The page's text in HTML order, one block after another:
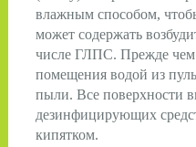
влажным способом,
может содержать
числе ГЛПС. Преж­де чем
помещения водой из
пыли. Все поверхно­сти
дезинфицирующих
кипятком.